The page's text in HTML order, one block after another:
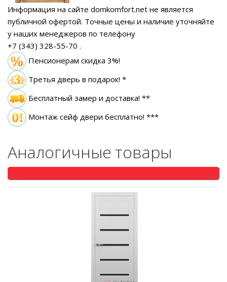
Информация на сайте domkomfort.net не является
публичной офертой. Точные цены и наличие уточняйте
у наших менеджеров по телефону
+7 (343) 328-55-70 .
Пенсионерам скидка 3%!
Третья дверь в подарок! *
Бесплатный замер и доставка! **
Монтаж сейф двери бесплатно! ***
Аналогичные товары